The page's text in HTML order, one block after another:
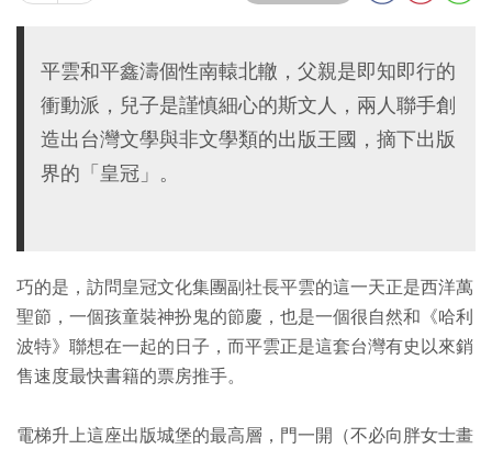
平雲和平鑫濤個性南轅北轍，父親是即知即行的
衝動派，兒子是謹慎細心的斯文人，兩人聯手創
造出台灣文學與非文學類的出版王國，摘下出版
界的「皇冠」。
巧的是，訪問皇冠文化集團副社長平雲的這一天正是西洋萬
聖節，一個孩童裝神扮鬼的節慶，也是一個很自然和《哈利
波特》聯想在一起的日子，而平雲正是這套台灣有史以來銷
售速度最快書籍的票房推手。
電梯升上這座出版城堡的最高層，門一開（不必向胖女士畫